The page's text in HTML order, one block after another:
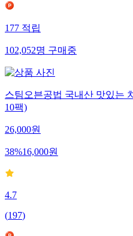
177적립
102,052명구매중
스팀오븐공법 국내산 맛있는
10팩)
26,000원
38%16,000원
4.7
(197)